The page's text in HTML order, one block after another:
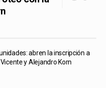
abren la inscripción a
y Alejandro Korn